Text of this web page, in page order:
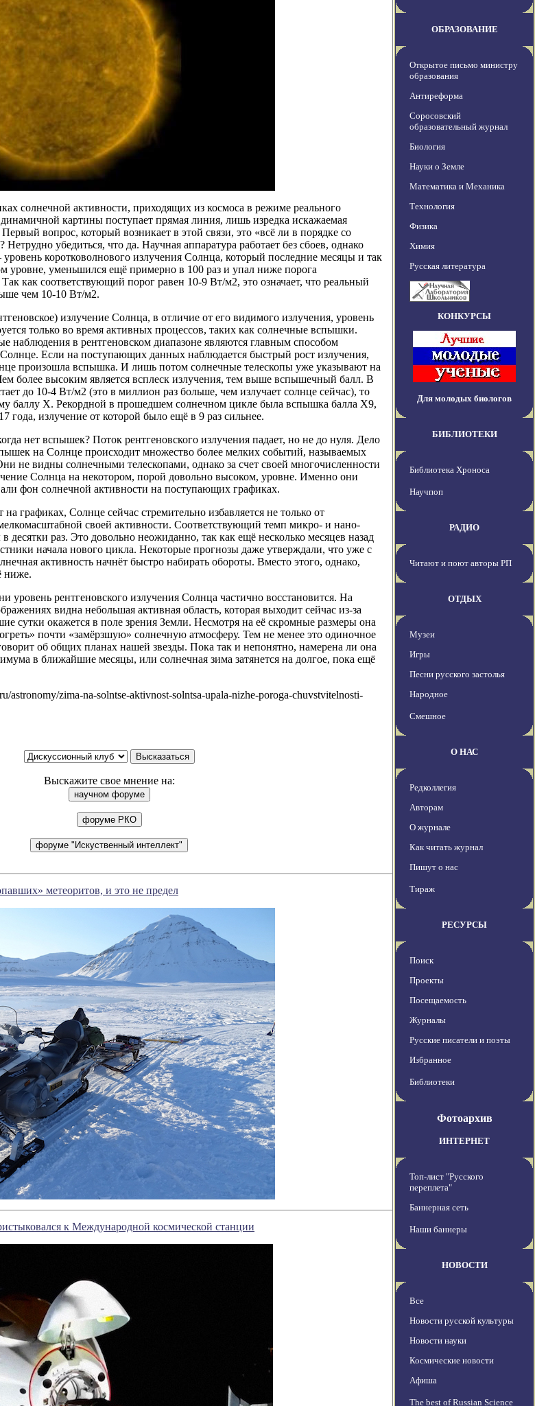
солнечной активности, приходящих из космоса в режиме реального
картины поступает прямая линия, лишь изредка искажаемая
вопрос, который возникает в этой связи, это «всё ли в порядке со
убедиться, что да. Научная аппаратура работает без сбоев, однако
коротковолнового излучения Солнца, который последние месяцы и так
уровне, уменьшился ещё примерно в 100 раз и упал ниже порога
как соответствующий порог равен 10-9 Вт/м2, это означает, что реальный
чем 10-10 Вт/м2.
излучение Солнца, в отличие от его видимого излучения, уровень
только во время активных процессов, таких как солнечные вспышки.
наблюдения в рентгеновском диапазоне являются главным способом
Если на поступающих данных наблюдается быстрый рост излучения,
произошла вспышка. И лишь потом солнечные телескопы уже указывают на
более высоким является всплеск излучения, тем выше вспышечный балл. В
до 10-4 Вт/м2 (это в миллион раз больше, чем излучает солнце сейчас), то
баллу X. Рекордной в прошедшем солнечном цикле была вспышка балла X9,
года, излучение от которой было ещё в 9 раз сильнее.
нет вспышек? Поток рентгеновского излучения падает, но не до нуля. Дело
на Солнце происходит множество более мелких событий, называемых
не видны солнечными телескопами, однако за счет своей многочисленности
Солнца на некотором, порой довольно высоком, уровне. Именно они
фон солнечной активности на поступающих графиках.
графиках, Солнце сейчас стремительно избавляется не только от
своей активности. Соответствующий темп микро- и нано-
раз. Это довольно неожиданно, так как ещё несколько месяцев назад
начала нового цикла. Некоторые прогнозы даже утверждали, что уже с
активность начнёт быстро набирать обороты. Вместо этого, однако,
ниже.
уровень рентгеновского излучения Солнца частично восстановится. На
видна небольшая активная область, которая выходит сейчас из-за
сутки окажется в поле зрения Земли. Несмотря на её скромные размеры она
почти «замёрзшую» солнечную атмосферу. Тем не менее это одиночное
об общих планах нашей звезды. Пока так и непонятно, намерена ли она
в ближайшие месяцы, или солнечная зима затянется на долгое, пока ещё
zima-na-solntse-aktivnost-solntsa-upala-nizhe-poroga-chuvstvitelnosti-
Выскажите свое мнение на:
метеоритов, и это не предел
к Международной космической станции
ОБРАЗОВАНИЕ
Открытое письмо министру
образования
Антиреформа
Соросовский
образовательный журнал
Биология
Науки о Земле
Математика и Механика
Технология
Физика
Химия
Русская литература
КОНКУРСЫ
Для молодых биологов
БИБЛИОТЕКИ
Библиотека Хроноса
Научпоп
РАДИО
Читают и поют авторы РП
ОТДЫХ
Музеи
Игры
Песни русского застолья
Народное
Смешное
О НАС
Редколлегия
Авторам
О журнале
Как читать журнал
Пишут о нас
Тираж
РЕСУРСЫ
Поиск
Проекты
Посещаемость
Журналы
Русские писатели и поэты
Избранное
Библиотеки
Фотоархив
ИНТЕРНЕТ
Топ-лист "Русского
переплета"
Баннерная сеть
Наши баннеры
НОВОСТИ
Все
Новости русской культуры
Новости науки
Космические новости
Афиша
The best of Russian Science